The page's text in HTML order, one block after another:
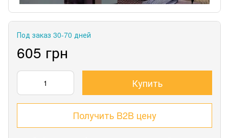
Под заказ 30-70 дней
605 грн
Купить
Получить B2B цену